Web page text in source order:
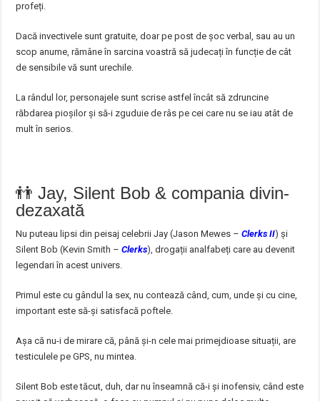
profeți.
Dacă invectivele sunt gratuite, doar pe post de șoc verbal, sau au un
scop anume, rămâne în sarcina voastră să judecați în funcție de cât
de sensibile vă sunt urechile.
La rândul lor, personajele sunt scrise astfel încât să zdruncine
răbdarea pioșilor și să-i zguduie de râs pe cei care nu se iau atât de
mult în serios.
👬 Jay, Silent Bob & compania divin-
dezaxată
Nu puteau lipsi din peisaj celebrii Jay (Jason Mewes –Clerks II) și
Silent Bob (Kevin Smith –Clerks), drogații analfabeți care au devenit
legendari în acest univers.
Primul este cu gândul la sex, nu contează când, cum, unde și cu cine,
important este să-și satisfacă poftele.
Așa că nu-i de mirare că, până și-n cele mai primejdioase situații, are
testiculele pe GPS, nu mintea.
Silent Bob este tăcut, duh, dar nu înseamnă că-i și inofensiv, când este